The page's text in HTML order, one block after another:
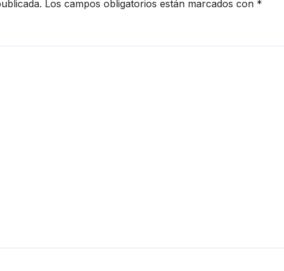
Los campos obligatorios están marcados con *